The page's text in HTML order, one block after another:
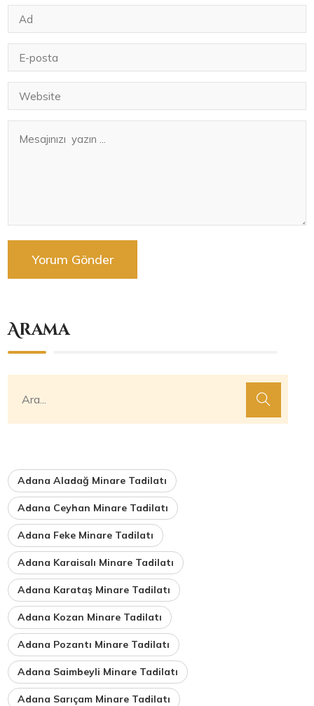
Arama
Adana Aladağ Minare Tadilatı
Adana Ceyhan Minare Tadilatı
Adana Feke Minare Tadilatı
Adana Karaisalı Minare Tadilatı
Adana Karataş Minare Tadilatı
Adana Kozan Minare Tadilatı
Adana Pozantı Minare Tadilatı
Adana Saimbeyli Minare Tadilatı
Adana Sarıçam Minare Tadilatı